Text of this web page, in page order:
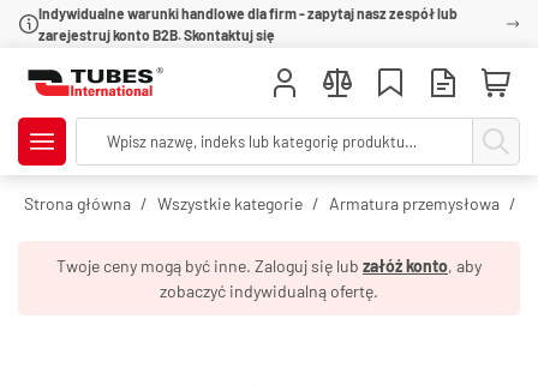
Indywidualne warunki handlowe dla firm - zapytaj nasz zespół lub
zarejestruj konto B2B. Skontaktuj się
Strona główna Wszystkie kategorie Armatura przemysłowa
Twoje ceny mogą być inne. Zaloguj się lub załóż konto, aby
zobaczyć indywidualną ofertę.